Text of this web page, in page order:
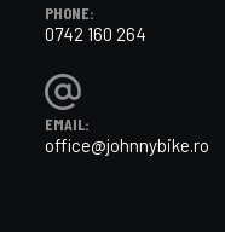
PHONE:
0742 160 264
EMAIL:
office@johnnybike.ro